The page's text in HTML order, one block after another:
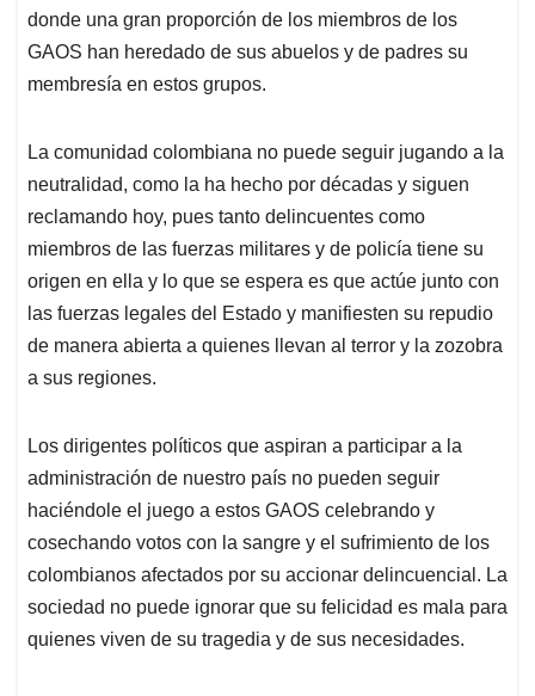
donde una gran proporción de los miembros de los
GAOS han heredado de sus abuelos y de padres su
membresía en estos grupos.
La comunidad colombiana no puede seguir jugando a la
neutralidad, como la ha hecho por décadas y siguen
reclamando hoy, pues tanto delincuentes como
miembros de las fuerzas militares y de policía tiene su
origen en ella y lo que se espera es que actúe junto con
las fuerzas legales del Estado y manifiesten su repudio
de manera abierta a quienes llevan al terror y la zozobra
a sus regiones.
Los dirigentes políticos que aspiran a participar a la
administración de nuestro país no pueden seguir
haciéndole el juego a estos GAOS celebrando y
cosechando votos con la sangre y el sufrimiento de los
colombianos afectados por su accionar delincuencial. La
sociedad no puede ignorar que su felicidad es mala para
quienes viven de su tragedia y de sus necesidades.